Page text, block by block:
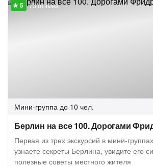
73 отзыва
Мини-группа до 10 чел.
Берлин на все 100. Дорогами
Первая из трех экскурсий в мини-
узнаете секреты Берлина, увидите его
полезные советы местного жителя